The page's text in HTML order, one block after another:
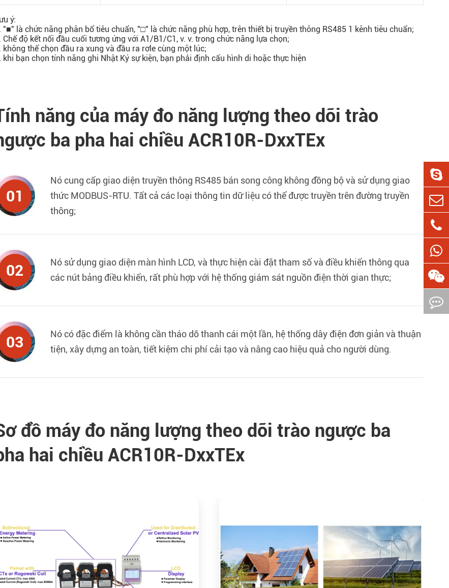
ý:
"■" là chức năng phân bổ tiêu chuẩn, "□" là chức năng phù hợp, trên thiết bị truyền thông RS485 1 kênh tiêu chuẩn;
Chế độ kết nối đầu cuối tương ứng với A1/B1/C1, v. v. trong chức năng lựa chọn;
không thể chọn đầu ra xung và đầu ra rơle cùng một lúc;
khi bạn chọn tính năng ghi Nhật Ký sự kiện, bạn phải định cấu hình di hoặc thực hiện
năng của máy đo năng lượng theo dõi trào
ba pha hai chiều ACR10R-DxxTEx
01
Nó cung cấp giao diện truyền thông RS485 bán song công không đồng bộ và sử dụng giao
thức MODBUS-RTU. Tất cả các loại thông tin dữ liệu có thể được truyền trên đường truyền
thông;
02
Nó sử dụng giao diện màn hình LCD, và thực hiện cài đặt tham số và điều khiển thông qua
các nút bảng điều khiển, rất phù hợp với hệ thống giám sát nguồn điện thời gian thực;
03
Nó có đặc điểm là không cần tháo dỡ thanh cái một lần, hệ thống dây điện đơn giản và thuận
tiện, xây dựng an toàn, tiết kiệm chi phí cải tạo và nâng cao hiệu quả cho người dùng.
đồ máy đo năng lượng theo dõi trào ngược ba
hai chiều ACR10R-DxxTEx